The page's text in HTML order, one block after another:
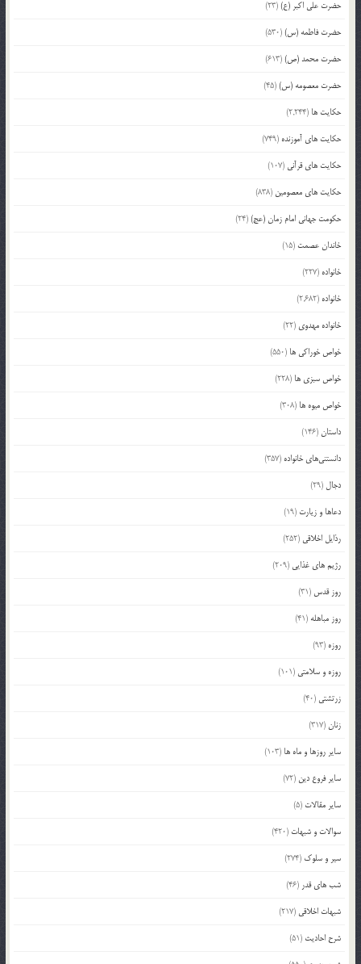
حضرت علی اکبر (ع)(23)
حضرت فاطمه (س)(530)
حضرت محمد (ص)(613)
حضرت معصومه (س)(45)
حکایت ها (2,244)
حکایت های آموزنده (749)
حکایت های قرآنی (107)
حکایت های معصومین (838)
حکومت جهانی امام زمان (عج)(24)
خاندان عصمت (15)
خانواده (227)
خانواده (2,682)
خانواده مهدوی (22)
خواص خوراکی ها (550)
خواص سبزی ها (228)
خواص میوه ها (308)
داستان(146)
دانستنی‌های خانواده (357)
دجال (29)
دعاها و زیارت (19)
رذایل اخلاقی (252)
رژیم های غذایی (209)
روز قدس (31)
روز مباهله (41)
روزه (93)
روزه و سلامتی (101)
زرتشتی (40)
زنان(317)
سایر روزها و ماه ها (103)
سایر فروع دین (72)
سایر مقالات (5)
سوالات و شبهات (420)
سیر و سلوک (274)
شب های قدر (46)
شبهات اخلاقی (217)
شرح احادیث (51)